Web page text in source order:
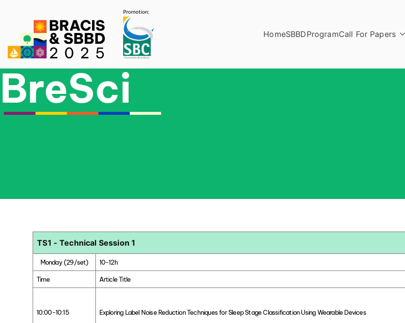
HomeSBBDProgramCall For Papers
BreSci
TS1 - Technical Session 1
Monday (29/set) 10-12h
Time Article Title
10:00-10:15 Exploring Label Noise Reduction Techniques for Sleep Stage Classification Using Wearable Devices